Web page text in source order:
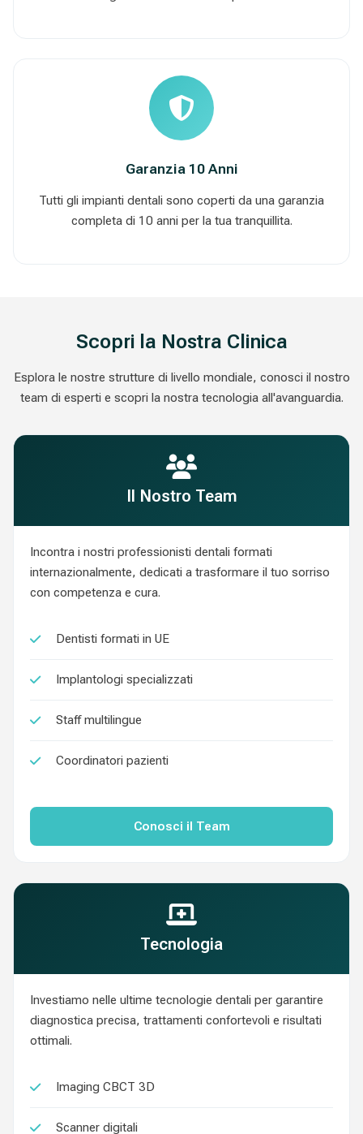
Garanzia 10 Anni
Tutti gli impianti dentali sono coperti da una garanzia
completa di 10 anni per la tua tranquillita.
Scopri la Nostra Clinica
Esplora le nostre strutture di livello mondiale, conosci il nostro
team di esperti e scopri la nostra tecnologia all'avanguardia.
Il Nostro Team
Incontra i nostri professionisti dentali formati
internazionalmente, dedicati a trasformare il tuo sorriso
con competenza e cura.
Dentisti formati in UE
Implantologi specializzati
Staff multilingue
Coordinatori pazienti
Conosci il Team
Tecnologia
Investiamo nelle ultime tecnologie dentali per garantire
diagnostica precisa, trattamenti confortevoli e risultati
ottimali.
Imaging CBCT 3D
Scanner digitali